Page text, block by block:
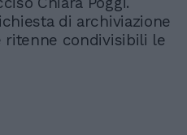
di archiviazione
ritenne condivisibili le